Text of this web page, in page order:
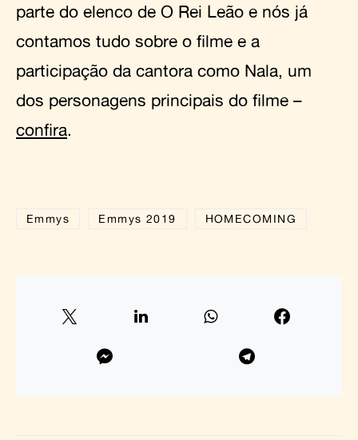
parte do elenco de O Rei Leão e nós já
contamos tudo sobre o filme e a
participação da cantora como Nala, um
dos personagens principais do filme –
confira.
Emmys Emmys 2019 HOMECOMING